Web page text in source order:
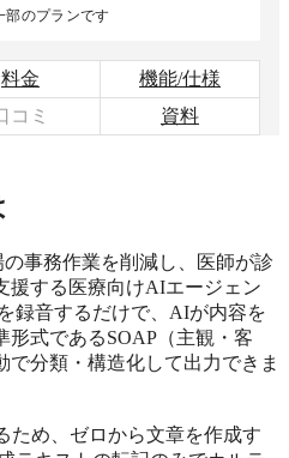
のプランです
料金
機能/仕様
コミ 資料
の事務作業を削減し、医師が診
援する医療向けAIエージェン
録音するだけで、AIが内容を
形式であるSOAP（主観・客
で分類・構造化して出力できま
ため、ゼロから文章を作成す